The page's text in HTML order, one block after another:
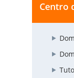
Centro